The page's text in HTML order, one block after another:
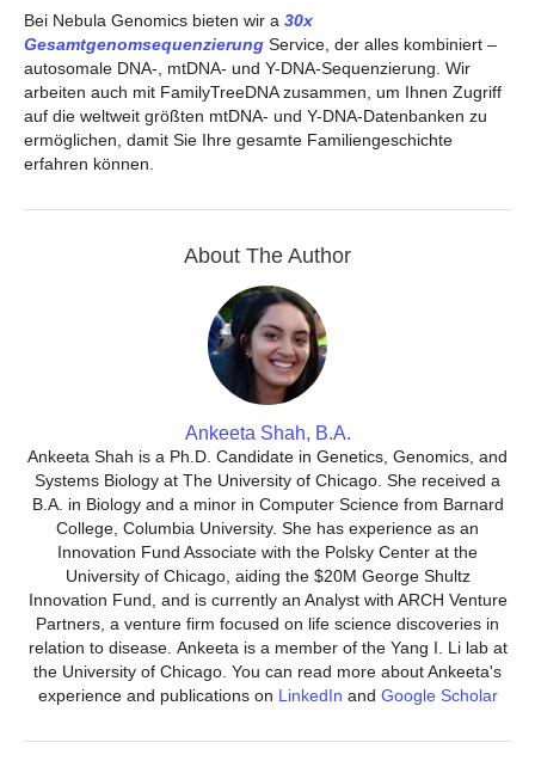
Bei Nebula Genomics bieten wir a 30x
Gesamtgenomsequenzierung Service, der alles kombiniert –
autosomale DNA-, mtDNA- und Y-DNA-Sequenzierung. Wir
arbeiten auch mit FamilyTreeDNA zusammen, um Ihnen Zugriff
auf die weltweit größten mtDNA- und Y-DNA-Datenbanken zu
ermöglichen, damit Sie Ihre gesamte Familiengeschichte
erfahren können.
About The Author
Ankeeta Shah, B.A.
Ankeeta Shah is a Ph.D. Candidate in Genetics, Genomics, and
Systems Biology at The University of Chicago. She received a
B.A. in Biology and a minor in Computer Science from Barnard
College, Columbia University. She has experience as an
Innovation Fund Associate with the Polsky Center at the
University of Chicago, aiding the $20M George Shultz
Innovation Fund, and is currently an Analyst with ARCH Venture
Partners, a venture firm focused on life science discoveries in
relation to disease. Ankeeta is a member of the Yang I. Li lab at
the University of Chicago. You can read more about Ankeeta's
experience and publications on LinkedIn and Google Scholar